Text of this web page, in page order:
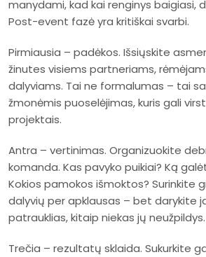
manydami, kad kai renginys baigiasi,
Post-event fazė yra kritiškai svarbi.
Pirmiausia – padėkos. Išsiųskite
žinutes visiems partneriams,
dalyviams. Tai ne formalumas – tai
žmonėmis puoselėjimas, kuris gali
projektais.
Antra – vertinimas. Organizuokite
komanda. Kas pavyko puikiai? Ką
Kokios pamokos išmoktos? Surinkite
dalyvių per apklausas – bet darykite
patrauklias, kitaip niekas jų neužpildys.
Trečia – rezultatų sklaida. Sukurkite